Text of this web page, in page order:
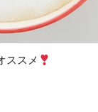
ススメ